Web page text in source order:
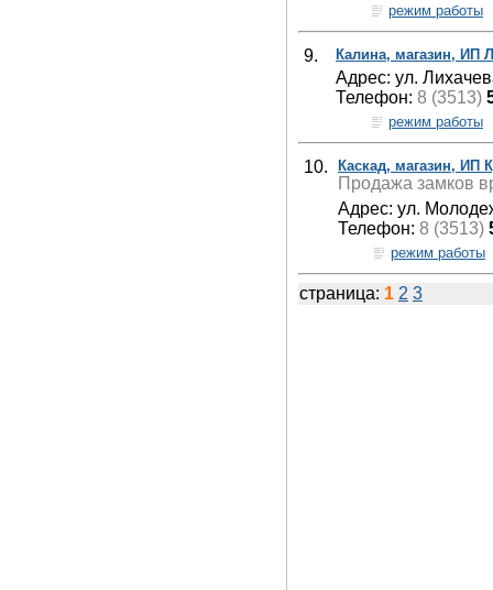
режим работы
9. Калина, магазин, ИП
Адрес: ул.
Телефон: 8 (3513)
режим работы
10. Каскад, магазин, ИП
Продажа замков
Адрес: ул.
Телефон: 8 (3513)
режим работы
страница: 1 2 3